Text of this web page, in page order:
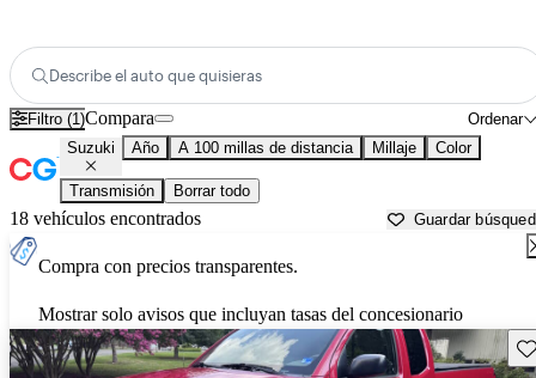
Describe el auto que quisieras
Filtro (1) Ordenar
Compara
Suzuki Año A 100 millas de distancia Millaje Color
Transmisión Borrar todo
18 vehículos encontrados Guardar
Compra con precios transparentes.
Mostrar solo avisos que incluyan tasas del concesionario